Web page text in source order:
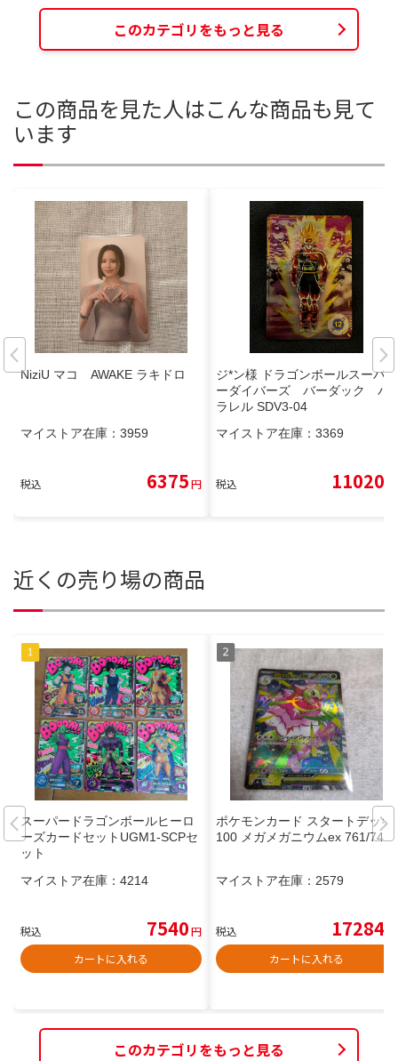
このカテゴリをもっと見る
この商品を見た人はこんな商品も見て
います
NiziU マコ AWAKE ラキドロ
マイストア在庫： 3959
税込 6375円
ジ*ン様 ドラゴンボールスーパ
ーダイバーズ バーダック パ
ラレル SDV3-04
マイストア在庫： 3369
税込 11020
近くの売り場の商品
スーパードラゴンボールヒーロ
ーズカードセットUGM1-SCPセ
ット
マイストア在庫： 4214
税込 7540円
カートに入れる
ポケモンカード スタートデッキ
100 メガメガニウムex 761/742
マイストア在庫： 2579
税込 17284
カートに入れる
このカテゴリをもっと見る